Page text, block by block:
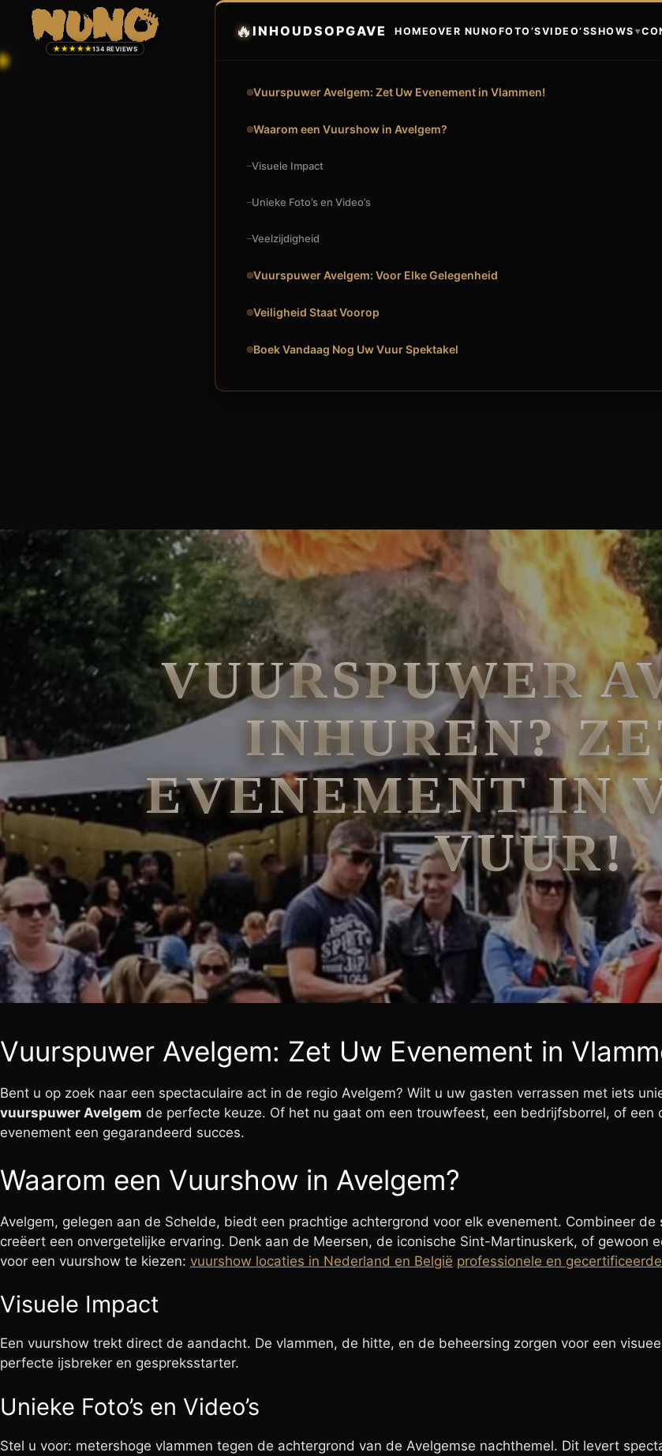
★★★★★134 REVIEWS
HOMEOVER NUNO FOTO’SVIDEO’SSHOWS ▼
🔥INHOUDSOPGAVE
Vuurspuwer Avelgem: Zet Uw Evenement in Vlammen!
Waarom een Vuurshow in Avelgem?
Visuele Impact
Unieke Foto’s en Video’s
Veelzijdigheid
Vuurspuwer Avelgem: Voor Elke Gelegenheid
Veiligheid Staat Voorop
Boek Vandaag Nog Uw Vuur Spektakel
VUURSPUWER
INHUREN?
EVENEMENT IN
VUUR!
Vuurspuwer Avelgem: Zet Uw Evenement in
Bent u op zoek naar een spectaculaire act in de regio Avelgem? Wilt u uw gasten verrassen met iets
vuurspuwer Avelgem de perfecte keuze. Of het nu gaat om een trouwfeest, een bedrijfsborrel, of
evenement een gegarandeerd succes.
Waarom een Vuurshow in Avelgem?
Avelgem, gelegen aan de Schelde, biedt een prachtige achtergrond voor elk evenement. Combineer
creëert een onvergetelijke ervaring. Denk aan de Meersen, de iconische Sint-Martinuskerk, of gewoon
voor een vuurshow te kiezen: vuurshow locaties in Nederland en België professionele en
Visuele Impact
Een vuurshow trekt direct de aandacht. De vlammen, de hitte, en de beheersing zorgen voor een
perfecte ijsbreker en gespreksstarter.
Unieke Foto’s en Video’s
Stel u voor: metershoge vlammen tegen de achtergrond van de Avelgemse nachthemel. Dit levert